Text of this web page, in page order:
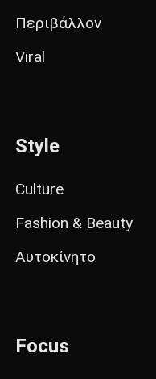
Περιβάλλον
Viral
Style
Culture
Fashion & Beauty
Αυτοκίνητο
Focus